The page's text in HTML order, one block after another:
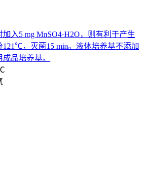
入5 mg MnSO4·H2O，则有利于产生
121℃，灭菌15 min。液体培养基不添加
品培养基。